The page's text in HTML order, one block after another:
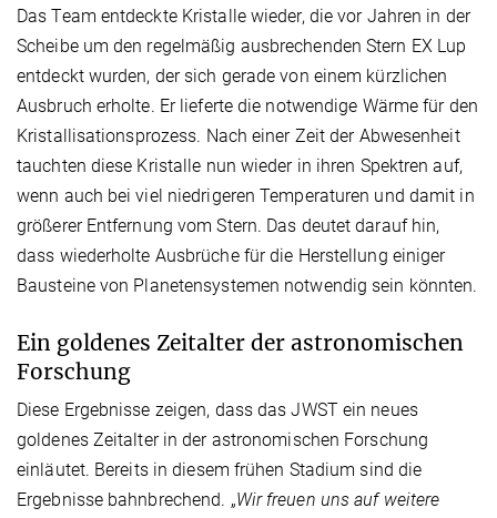
Das Team entdeckte Kristalle wieder, die vor Jahren in der
Scheibe um den regelmäßig ausbrechenden Stern EX Lup
entdeckt wurden, der sich gerade von einem kürzlichen
Ausbruch erholte. Er lieferte die notwendige Wärme für den
Kristallisationsprozess. Nach einer Zeit der Abwesenheit
tauchten diese Kristalle nun wieder in ihren Spektren auf,
wenn auch bei viel niedrigeren Temperaturen und damit in
größerer Entfernung vom Stern. Das deutet darauf hin,
dass wiederholte Ausbrüche für die Herstellung einiger
Bausteine von Planetensystemen notwendig sein könnten.
Ein goldenes Zeitalter der astronomischen
Forschung
Diese Ergebnisse zeigen, dass das JWST ein neues
goldenes Zeitalter in der astronomischen Forschung
einläutet. Bereits in diesem frühen Stadium sind die
Ergebnisse bahnbrechend. „Wir freuen uns auf weitere